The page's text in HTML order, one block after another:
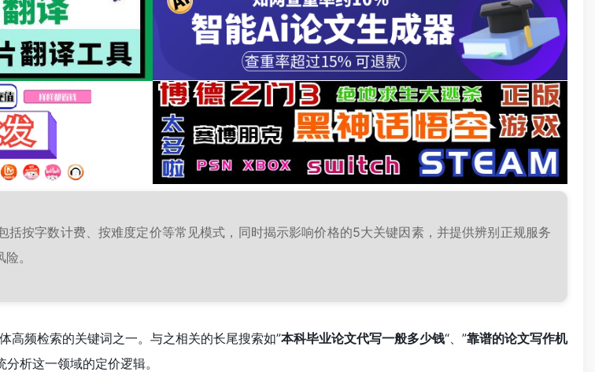
括按字数计费、按难度定价等常见模式，同时揭示影响价格的5大关键因素，并提供辨别正规服务
。
高频检索的关键词之一。与之相关的长尾搜索如”本科毕业论文代写一般多少钱“、”靠谱的论文写作机
析这一领域的定价逻辑。